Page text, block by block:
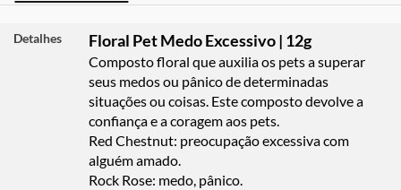
Detalhes Floral Pet Medo Excessivo | 12g
Composto floral que auxilia os pets a superar
seus medos ou pânico de determinadas
situações ou coisas. Este composto devolve a
confiança e a coragem aos pets.
Red Chestnut: preocupação excessiva com
alguém amado.
Rock Rose: medo, pânico.